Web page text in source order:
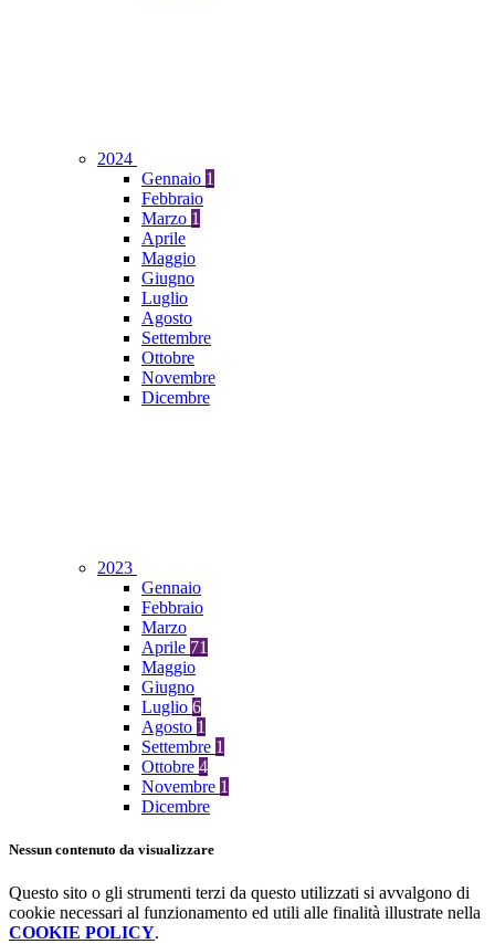
2024
Gennaio 1
Febbraio
Marzo 1
Aprile
Maggio
Giugno
Luglio
Agosto
Settembre
Ottobre
Novembre
Dicembre
2023
Gennaio
Febbraio
Marzo
Aprile 71
Maggio
Giugno
Luglio 6
Agosto 1
Settembre 1
Ottobre 4
Novembre 1
Dicembre
Nessun contenuto da visualizzare
Questo sito o gli strumenti terzi da questo utilizzati si avvalgono di
cookie necessari al funzionamento ed utili alle finalità illustrate nella
COOKIE POLICY.